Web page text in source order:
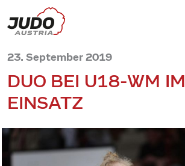
23. September 2019
DUO BEI U18-WM IM
EINSATZ